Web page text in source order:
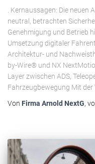
. Kernaussagen: Die neuen
neutral, betrachten
Genehmigung und Betrieb
Umsetzung digitaler
Architektur- und
by-Wire® und NX
Layer zwischen ADS,
Fahrzeugbewegung Mit
Von Firma Arnold NextG,